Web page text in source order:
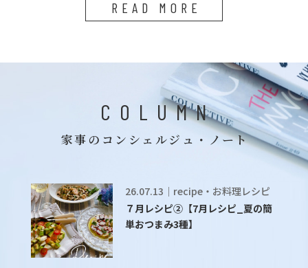
READ MORE
COLUMN
家事のコンシェルジュ・ノート
26.07.13｜recipe・お料理レシピ
７月レシピ②【7月レシピ_夏の簡
単おつまみ3種】